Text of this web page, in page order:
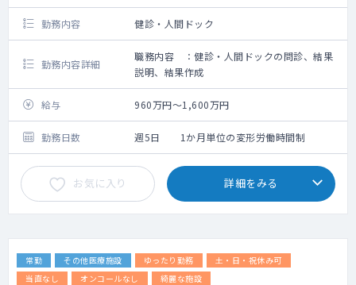
勤務内容 健診・人間ドック
勤務内容詳細
職務内容 ：健診・人間ドックの問診、結果
説明、結果作成
給与 960万円～1,600万円
勤務日数 週5日 1か月単位の変形労働時間制
お気に入り 詳細をみる
常勤 その他医療施設 ゆったり勤務
土・日・祝休み可
当直なし
オンコールなし 綺麗な施設